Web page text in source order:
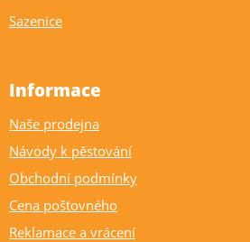
Sazenice
Informace
Naše prodejna
Návody k pěstování
Obchodní podmínky
Cena poštovného
Reklamace a vrácení